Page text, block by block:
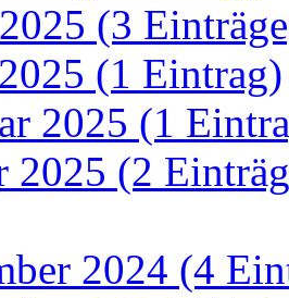
(3
(1 Eintrag)
2025 (1
2025 (2
2024 (4